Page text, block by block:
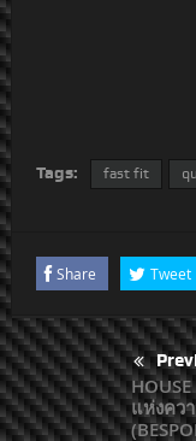
Tags: fast fit
Share Tweet
แห่งคว